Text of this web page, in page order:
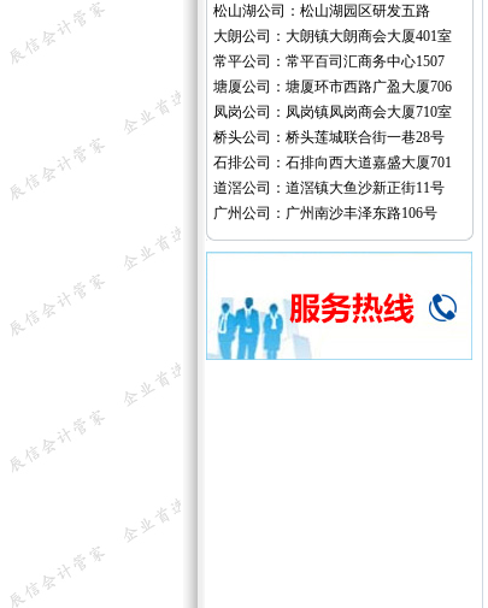
松山湖公司：松山湖园区研发五路
大朗公司：大朗镇大朗商会大厦401室
常平公司：常平百司汇商务中心1507
塘厦公司：塘厦环市西路广盈大厦706
凤岗公司：凤岗镇凤岗商会大厦710室
桥头公司：桥头莲城联合街一巷28号
石排公司：石排向西大道嘉盛大厦701
道滘公司：道滘镇大鱼沙新正街11号
广州公司：广州南沙丰泽东路106号